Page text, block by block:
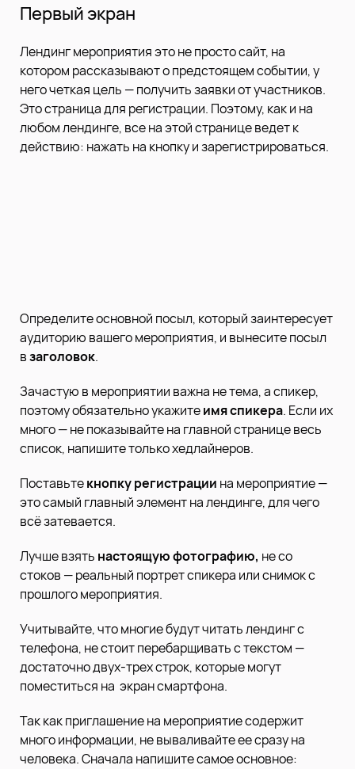
Первый экран
Лендинг мероприятия это не просто сайт, на
котором рассказывают о предстоящем событии, у
него четкая цель — получить заявки от участников.
Это страница для регистрации. Поэтому, как и на
любом лендинге, все на этой странице ведет к
действию: нажать на кнопку и зарегистрироваться.
Определите основной посыл, который заинтересует
аудиторию вашего мероприятия, и вынесите посыл
взаголовок.
Зачастую в мероприятии важна не тема, а спикер,
поэтому обязательно укажитеимя спикера. Если их
много — не показывайте на главной странице весь
список, напишите только хедлайнеров.
Поставьтекнопку регистрации на мероприятие —
это самый главный элемент на лендинге, для чего
всё затевается.
Лучше взять настоящую фотографию, не со
стоков — реальный портрет спикера или снимок с
прошлого мероприятия.
Учитывайте, что многие будут читать лендинг с
телефона, не стоит перебарщивать с текстом —
достаточно двух-трех строк, которые могут
поместиться на экран смартфона.
Так как приглашение на мероприятие содержит
много информации, не вываливайте ее сразу на
человека. Сначала напишите самое основное: